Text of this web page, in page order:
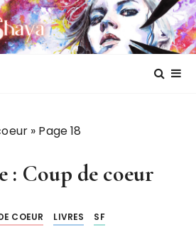
de Shaya
» Page 18
: Coup de coeur
COEUR LIVRES SF